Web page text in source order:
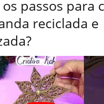
passos para
reciclada e